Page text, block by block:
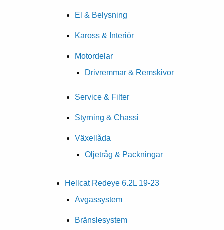
El & Belysning
Kaross & Interiör
Motordelar
Drivremmar & Remskivor
Service & Filter
Styrning & Chassi
Växellåda
Oljetråg & Packningar
Hellcat Redeye 6.2L 19-23
Avgassystem
Bränslesystem